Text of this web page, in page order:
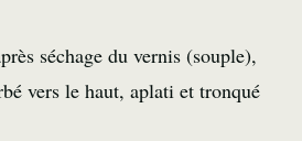
séchage du vernis (souple),
vers le haut, aplati et tronqué